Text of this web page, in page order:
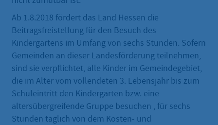
Ab 1.8.2018 fördert das Land Hessen die
Beitragsfreistellung für den Besuch des
Kindergartens im Umfang von sechs Stunden. Sofern
Gemeinden an dieser Landesförderung teilnehmen,
sind sie verpflichtet, alle Kinder im Gemeindegebiet,
die im Alter vom vollendeten 3. Lebensjahr bis zum
Schuleintritt den Kindergarten bzw. eine
altersübergreifende Gruppe besuchen , für sechs
Stunden täglich von dem Kosten- und